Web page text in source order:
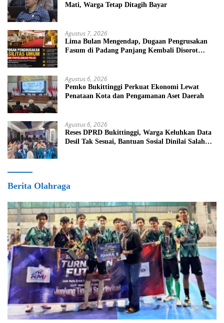
Mati, Warga Tetap Ditagih Bayar
Agustus 7, 2026
Lima Bulan Mengendap, Dugaan Pengrusakan
Fasum di Padang Panjang Kembali Disorot
Agustus 6, 2026
Pemko Bukittinggi Perkuat Ekonomi Lewat
Penataan Kota dan Pengamanan Aset Daerah
Agustus 6, 2026
Reses DPRD Bukittinggi, Warga Keluhkan Data
Desil Tak Sesuai, Bantuan Sosial Dinilai Salah
Berita Olahraga